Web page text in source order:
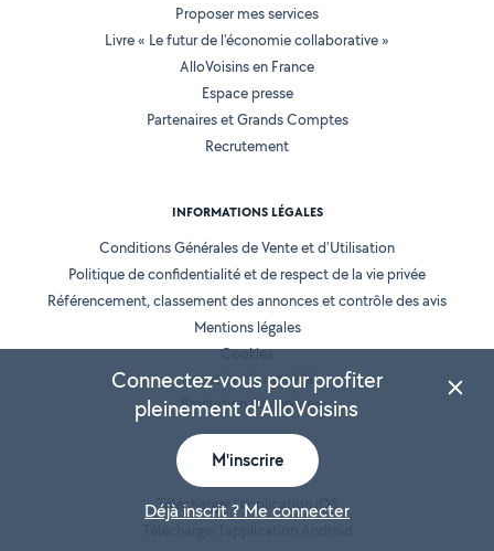
Proposer mes services
Livre « Le futur de l'économie collaborative »
AlloVoisins en France
Espace presse
Partenaires et Grands Comptes
Recrutement
INFORMATIONS LÉGALES
Conditions Générales de Vente et d'Utilisation
Politique de confidentialité et de respect de la vie privée
Référencement, classement des annonces et contrôle des avis
Mentions légales
Cookies
Location de matériel
Prestation de services
NOS APPLICATIONS
Télécharger l’application iOS
Connectez-vous pour profiter
pleinement d'AlloVoisins
M'inscrire
Déjà inscrit ? Me connecter